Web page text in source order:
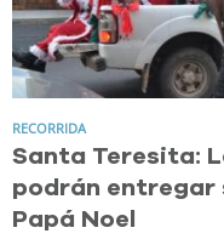
RECORRIDA
Santa Teresita:
podrán
Papá Noel